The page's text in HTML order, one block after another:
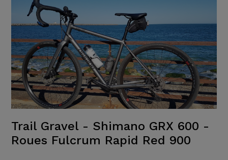
Trail Gravel - Shimano GRX 600 -
Roues Fulcrum Rapid Red 900